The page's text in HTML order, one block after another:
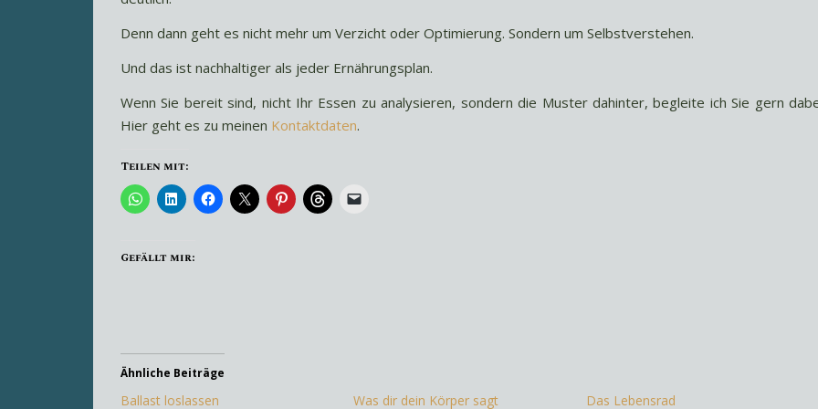
Denn dann geht es nicht mehr um Verzicht oder Optimierung. Sondern um Selbstverstehen.
Und das ist nachhaltiger als jeder Ernährungsplan.
Wenn Sie bereit sind, nicht Ihr Essen zu analysieren, sondern die Muster dahinter, begleite ich Sie gern
Hier geht es zu meinen Kontaktdaten.
Teilen mit:
Gefällt mir:
Ähnliche Beiträge
Ballast loslassen Was dir dein Körper sagt Das Lebensrad